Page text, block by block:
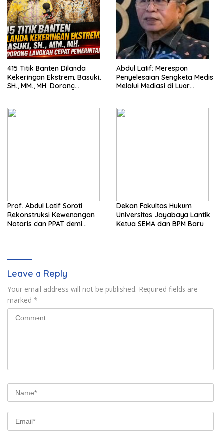
415 Titik Banten Dilanda
Kekeringan Ekstrem, Basuki,
SH., MM., MH. Dorong
Abdul Latif: Merespon
Penyelesaian Sengketa Medis
Melalui Mediasi di Luar
Prof. Abdul Latif Soroti
Rekonstruksi Kewenangan
Notaris dan PPAT demi
Dekan Fakultas Hukum
Universitas Jayabaya Lantik
Ketua SEMA dan BPM Baru
Leave a Reply
Your email address will not be published. Required fields are
marked *